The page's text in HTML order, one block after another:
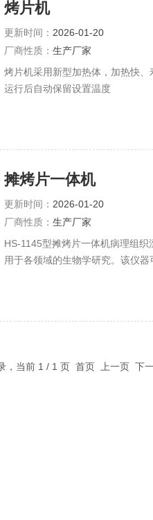
烤片机
更新时间： 2026-01-20
厂商性质： 生产厂家
烤片机采用新型加热体，加热快
运行后自动保留设置温度
摊烤片一体机
更新时间： 2026-01-20
厂商性质： 生产厂家
HS-1145型摊烤片一体机病理组
用于各领域的生物学研究。该仪
，当前 1 / 1 页 首页 上一页 下